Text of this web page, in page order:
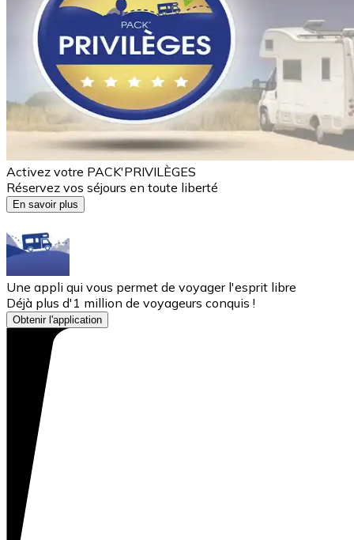
Activez votre PACK'PRIVILÈGES
Réservez vos séjours en toute liberté
En savoir plus
Une appli qui vous permet de voyager l'esprit libre
Déjà plus d'1 million de voyageurs conquis !
Obtenir l'application